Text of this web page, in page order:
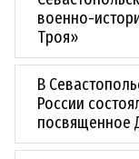
военно-
Троя»
В
России
посвященное